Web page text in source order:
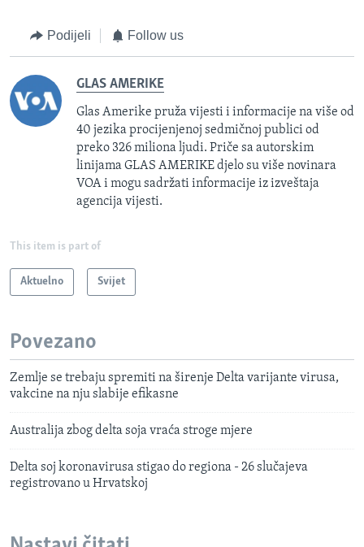
Podijeli Follow us
GLAS AMERIKE
Glas Amerike pruža vijesti i informacije na više od
40 jezika procijenjenoj sedmičnoj publici od
preko 326 miliona ljudi. Priče sa autorskim
linijama GLAS AMERIKE djelo su više novinara
VOA i mogu sadržati informacije iz izveštaja
agencija vijesti.
This item is part of
Aktuelno Svijet
Povezano
Zemlje se trebaju spremiti na širenje Delta varijante virusa,
vakcine na nju slabije efikasne
Australija zbog delta soja vraća stroge mjere
Delta soj koronavirusa stigao do regiona - 26 slučajeva
registrovano u Hrvatskoj